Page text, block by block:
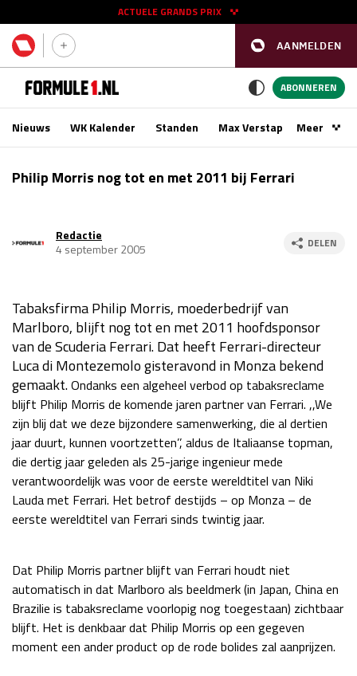
AANMELDEN
ACTUELE GRANDS PRIX
11 - 13 sep
Race
zo 15:00 - 17:00
Kwalificatie
vr 14:00 - 15:00
Race
za 13:00 - 15:00
GP SINGAPORE 2026 09 - 11 okt
Kwalificatie
za 15:00 - 16:00
Race
zo 14:00 - 16:00
GP VERENIGDE STATEN 2026 23 - 25 okt
Kwalificatie
za 23:00 - 00:00
GP MEXICO 2026 30 okt - 01 nov
GP SÃO PAULO 2026 06 - 08 nov
Kwalificatie
za 19:00 - 20:00
Race
zo 18:00 - 20:00
ABONNEREN
Nieuws WK Kalender Standen Max VerstappenMeer
Philip Morris nog tot en met 2011 bij Ferrari
Redactie
4 september 2005
DELEN
Tabaksfirma Philip Morris, moederbedrijf van
Marlboro, blijft nog tot en met 2011 hoofdsponsor
van de Scuderia Ferrari. Dat heeft Ferrari-directeur
Luca di Montezemolo gisteravond in Monza bekend
gemaakt.Ondanks een algeheel verbod op tabaksreclame
blijft Philip Morris de komende jaren partner van Ferrari. ,,We
zijn blij dat we deze bijzondere samenwerking, die al dertien
jaar duurt, kunnen voortzetten’’, aldus de Italiaanse topman,
die dertig jaar geleden als 25-jarige ingenieur mede
verantwoordelijk was voor de eerste wereldtitel van Niki
Lauda met Ferrari. Het betrof destijds – op Monza – de
eerste wereldtitel van Ferrari sinds twintig jaar.
Dat Philip Morris partner blijft van Ferrari houdt niet
automatisch in dat Marlboro als beeldmerk (in Japan, China en
Brazilie is tabaksreclame voorlopig nog toegestaan) zichtbaar
blijft. Het is denkbaar dat Philip Morris op een gegeven
moment een ander product op de rode bolides zal aanprijzen.